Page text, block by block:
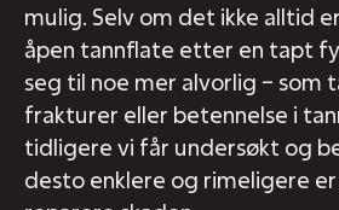
mulig. Selv om det ikke alltid
åpen tannflate etter en tapt
seg til noe mer alvorlig – som
frakturer eller betennelse i
tidligere vi får undersøkt og
desto enklere og rimeligere